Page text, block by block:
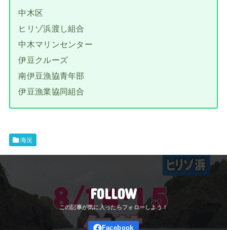
中木区
ヒリゾ浜渡し組合
中木マリンセンター
伊豆クルーズ
南伊豆漁協青年部
伊豆漁業協同組合
海況
FOLLOW